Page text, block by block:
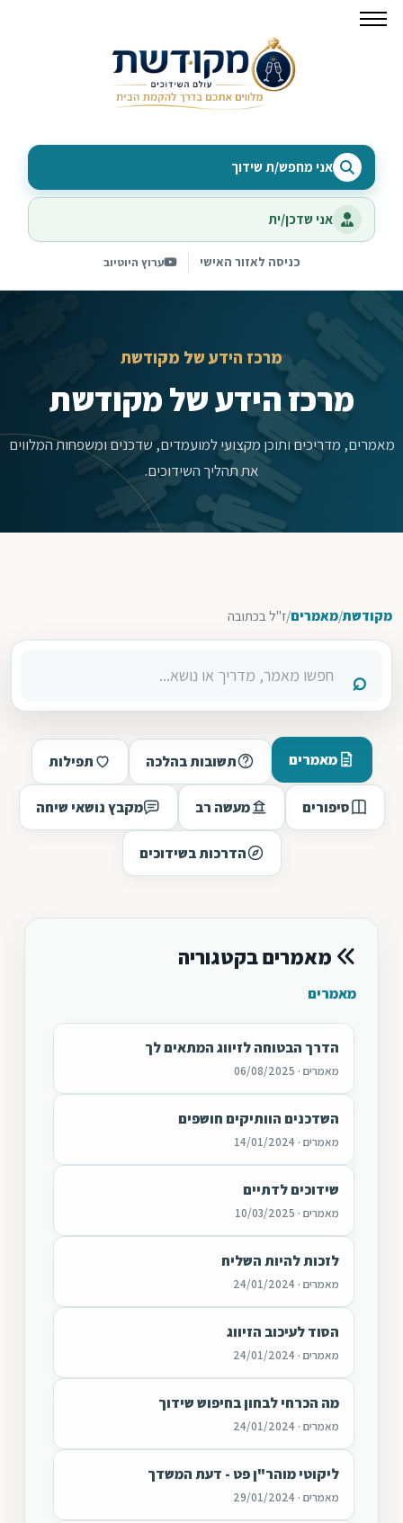
אני מחפש/ת שידוך
אני שדכן/ית
כניסה לאזור האישי ערוץ היוטיוב
מרכז הידע של מקודשת
מרכז הידע של מקודשת
מאמרים, מדריכים ותוכן מקצועי למועמדים, שדכנים ומשפחות המלווים
את תהליך השידוכים.
מקודשת/מאמרים/ז"ל בכתובה
מאמרים תשובות בהלכה תפילות
סיפורים מעשה רב מקבץ נושאי שיחה
הדרכות בשידוכים
מאמרים בקטגוריה
מאמרים
הדרך הבטוחה לזיווג המתאים לך
מאמרים · 06/08/2025
השדכנים הוותיקים חושפים
מאמרים · 14/01/2024
שידוכים לדתיים
מאמרים · 10/03/2025
לזכות להיות השליח
מאמרים · 24/01/2024
הסוד לעיכוב הזיווג
מאמרים · 24/01/2024
מה הכרחי לבחון בחיפוש שידוך
מאמרים · 24/01/2024
ליקוטי מוהר"ן פט - דעת המשדך
מאמרים · 29/01/2024